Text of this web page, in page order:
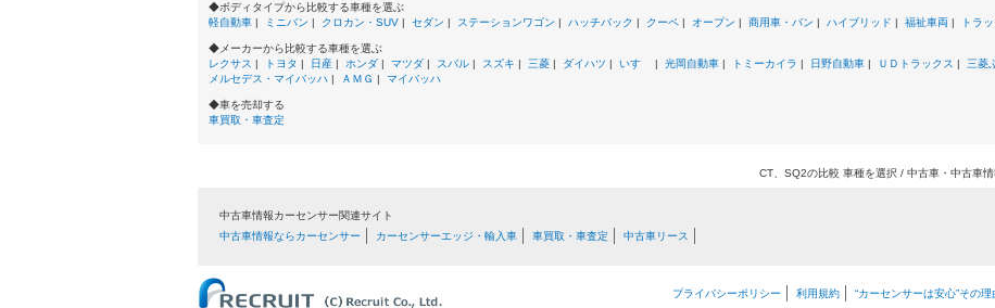
◆ボディタイプから比較する車種を選ぶ
軽自動車 | ミニバン | クロカン・SUV | セダン | ステーションワゴン | ハッチバック | クーペ | オープン | 商用車・バン | ハイブリッド | 福祉車両 | トラ
◆メーカーから比較する車種を選ぶ
レクサス | トヨタ | 日産 | ホンダ | マツダ | スバル | スズキ | 三菱 | ダイハツ | いすゞ | 光岡自動車 | トミーカイラ | 日野自動車 | ＵＤトラックス | 三菱
メルセデス・マイバッハ | ＡＭＧ | マイバッハ
◆車を売却する
車買取・車査定
CT、SQ2の比較 車種を選択 / 中古車・中古車
中古車情報カーセンサー関連サイト
中古車情報ならカーセンサー
カーセンサーエッジ・輸入車 車買取・車査定 中古車リース
プライバシーポリシー 利用規約 “カーセンサーは安心”その理